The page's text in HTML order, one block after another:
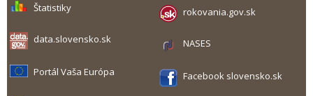
Štatistiky rokovania.gov.sk
data.slovensko.sk NASES
Portál Vaša Európa Facebook slovensko.sk